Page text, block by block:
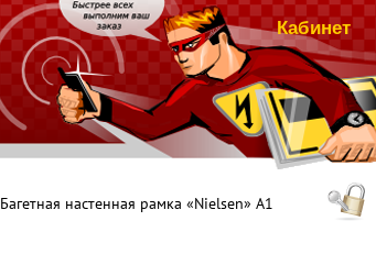
Кабинет
Багетная настенная рамка «Nielsen» А1